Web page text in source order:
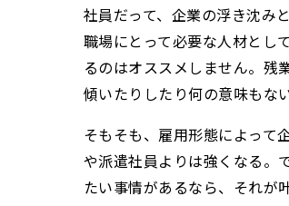
社員だって、企業の浮き沈み
職場にとって必要な人材とし
るのはオススメしません。残
傾いたりしたり何の意味もな
そもそも、雇用形態によって
や派遣社員よりは強くなる。
たい事情があるなら、それが